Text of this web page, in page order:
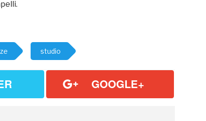
studio
GOOGLE+